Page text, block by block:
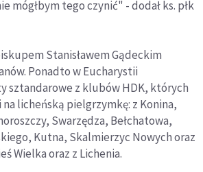
mógłbym tego czynić" - dodał ks. płk
Stanisławem Gądeckim
Ponadto w Eucharystii
sztandarowe z klubów HDK, których
licheńską pielgrzymkę: z Konina,
Swarzędza, Bełchatowa,
Kutna, Skalmierzyc Nowych oraz
Wielka oraz z Lichenia.